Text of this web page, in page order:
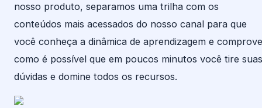
nosso produto, separamos uma trilha com os
conteúdos mais acessados do nosso canal para que
você conheça a dinâmica de aprendizagem e comprove
como é possível que em poucos minutos você tire suas
dúvidas e domine todos os recursos.